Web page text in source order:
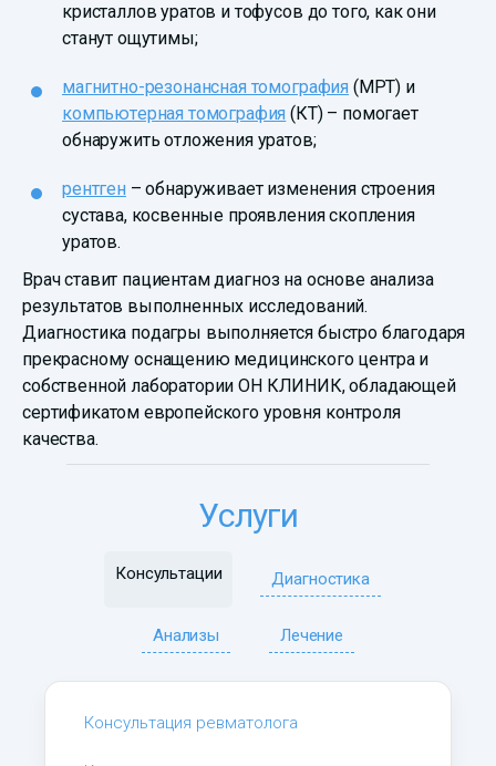
кристаллов уратов и тофусов до того, как они
станут ощутимы;
магнитно-резонансная томография (МРТ) и
компьютерная томография (КТ) – помогает
обнаружить отложения уратов;
рентген – обнаруживает изменения строения
сустава, косвенные проявления скопления
уратов.
Врач ставит пациентам диагноз на основе анализа
результатов выполненных исследований.
Диагностика подагры выполняется быстро благодаря
прекрасному оснащению медицинского центра и
собственной лаборатории ОН КЛИНИК, обладающей
сертификатом европейского уровня контроля
качества.
Услуги
Консультации Диагностика
Анализы Лечение
Консультация ревматолога